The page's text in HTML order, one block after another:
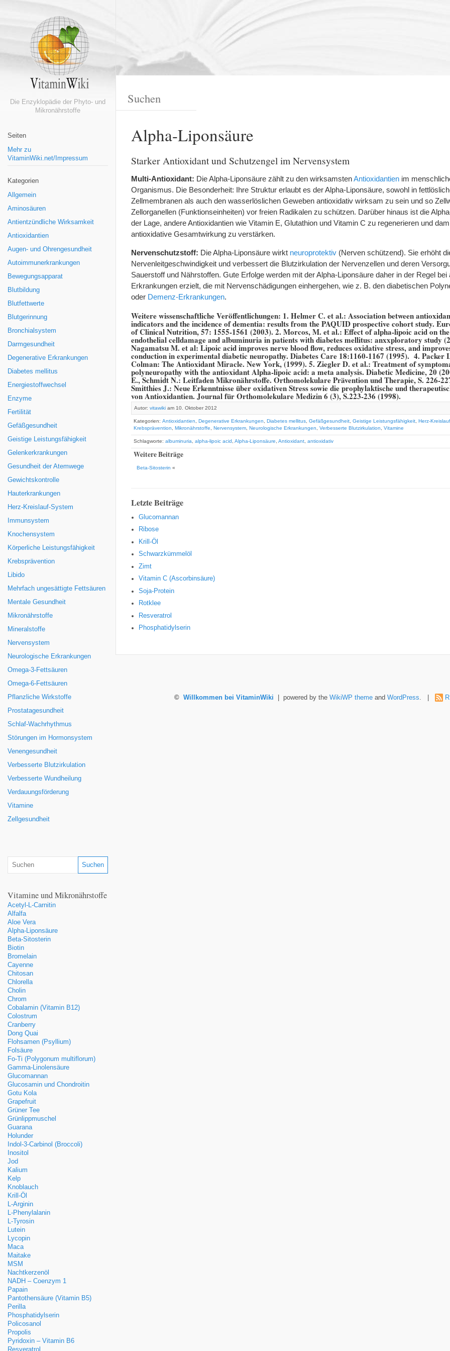
Die Enzyklopädie der Phyto- und
Mikronährstoffe
Seiten
Mehr zu
VitaminWiki.net/Impressum
Kategorien
Allgemein
Aminosäuren
Antientzündliche Wirksamkeit
Antioxidantien
Augen- und Ohrengesundheit
Autoimmunerkrankungen
Bewegungsapparat
Blutbildung
Blutfettwerte
Blutgerinnung
Bronchialsystem
Darmgesundheit
Degenerative Erkrankungen
Diabetes mellitus
Energiestoffwechsel
Enzyme
Fertilität
Gefäßgesundheit
Geistige Leistungsfähigkeit
Gelenkerkrankungen
Gesundheit der Atemwege
Gewichtskontrolle
Hauterkrankungen
Herz-Kreislauf-System
Immunsystem
Knochensystem
Körperliche Leistungsfähigkeit
Krebsprävention
Libido
Mehrfach ungesättigte Fettsäuren
Mentale Gesundheit
Mikronährstoffe
Mineralstoffe
Nervensystem
Neurologische Erkrankungen
Omega-3-Fettsäuren
Omega-6-Fettsäuren
Pflanzliche Wirkstoffe
Prostatagesundheit
Schlaf-Wachrhythmus
Störungen im Hormonsystem
Venengesundheit
Verbesserte Blutzirkulation
Verbesserte Wundheilung
Verdauungsförderung
Vitamine
Zellgesundheit
Vitamine und Mikronährstoffe
Acetyl-L-Carnitin
Alfalfa
Aloe Vera
Alpha-Liponsäure
Beta-Sitosterin
Biotin
Bromelain
Cayenne
Chitosan
Chlorella
Cholin
Chrom
Cobalamin (Vitamin B12)
Colostrum
Cranberry
Dong Quai
Flohsamen (Psyllium)
Folsäure
Fo-Ti (Polygonum multiflorum)
Gamma-Linolensäure
Glucomannan
Glucosamin und Chondroitin
Gotu Kola
Grapefruit
Grüner Tee
Grünlippmuschel
Guarana
Holunder
Indol-3-Carbinol (Broccoli)
Inositol
Jod
Kalium
Kelp
Knoblauch
Krill-Öl
L-Arginin
L-Phenylalanin
L-Tyrosin
Lutein
Lycopin
Maca
Maitake
MSM
Nachtkerzenöl
NADH – Coenzym 1
Papain
Pantothensäure (Vitamin B5)
Perilla
Phosphatidylserin
Policosanol
Propolis
Pyridoxin – Vitamin B6
Resveratrol
Alpha-Liponsäure
Starker Antioxidant und Schutzengel im Nervensystem
Multi-Antioxidant: Die Alpha-Liponsäure zählt zu den wirksamstenAntioxidantien im
Organismus. Die Besonderheit: Ihre Struktur erlaubt es der Alpha-Liponsäure, sowohl in
Zellmembranen als auch den wasserlöslichen Geweben antioxidativ wirksam zu sein und so
Zellorganellen (Funktionseinheiten) vor freien Radikalen zu schützen. Darüber hinaus ist die
der Lage, andere Antioxidantien wie Vitamin E, Glutathion und Vitamin C zu regenerieren und
antioxidative Gesamtwirkung zu verstärken.
Nervenschutzstoff: Die Alpha-Liponsäure wirkt neuroprotektiv (Nerven schützend). Sie erhöht
Nervenleitgeschwindigkeit und verbessert die Blutzirkulation der Nervenzellen und deren
Sauerstoff und Nährstoffen. Gute Erfolge werden mit der Alpha-Liponsäure daher in der Regel bei
Erkrankungen erzielt, die mit Nervenschädigungen einhergehen, wie z. B. den diabetischen
oder Demenz-Erkrankungen.
Weitere wissenschaftliche Veröffentlichungen: 1. Helmer C. et al.: Association between
indicators and the incidence of dementia: results from the PAQUID prospective cohort study.
of Clinical Nutrition, 57: 1555-1561 (2003). 2. Morcos, M. et al.: Effect of alpha-lipoic acid on
endothelial celldamage and albuminuria in patients with diabetes mellitus: anxxploratory study
Nagamatsu M. et al: Lipoic acid improves nerve blood flow, reduces oxidative stress, and
conduction in experimental diabetic neuropathy. Diabetes Care 18:1160-1167 (1995). 4. Packer
Colman: The Antioxidant Miracle. New York, (1999). 5. Ziegler D. et al.: Treatment of
polyneuropathy with the antioxidant Alpha-lipoic acid: a meta analysis. Diabetic Medicine, 20
E., Schmidt N.: Leitfaden Mikronährstoffe. Orthomolekulare Prävention und Therapie, S. 226-
Smitthies J.: Neue Erkenntnisse über oxidativen Stress sowie die prophylaktische und
von Antioxidantien. Journal für Orthomolekulare Medizin 6 (3), S.223-236 (1998).
Autor: vitawiki am 10. Oktober 2012
Kategorien: Antioxidantien, Degenerative Erkrankungen, Diabetes mellitus, Gefäßgesundheit, Geistige Leistungsfähigkeit, Herz-
Krebsprävention, Mikronährstoffe, Nervensystem, Neurologische Erkrankungen, Verbesserte Blutzirkulation, Vitamine
Schlagworte: albuminuria, alpha-lipoic acid , Alpha-Liponsäure, Antioxidant, antioxidativ
Weitere Beiträge
Beta-Sitosterin «
Letzte Beiträge
Glucomannan
Ribose
Krill-Öl
Schwarzkümmelöl
Zimt
Vitamin C (Ascorbinsäure)
Soja-Protein
Rotklee
Resveratrol
Phosphatidylserin
© Willkommen bei VitaminWiki | powered by the WikiWP themeand WordPress. |